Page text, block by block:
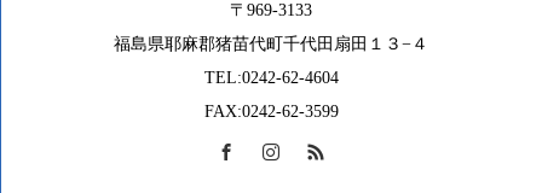
〒969-3133
福島県耶麻郡猪苗代町千代田扇田１３−４
TEL:0242-62-4604
FAX:0242-62-3599